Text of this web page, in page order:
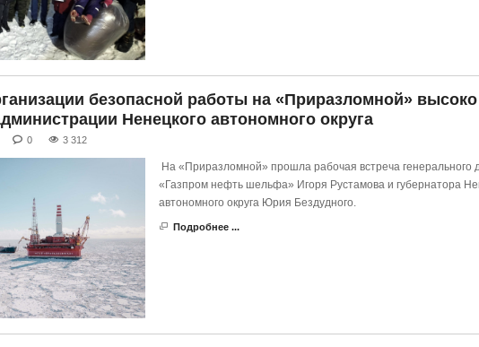
безопасной работы на «Приразломной» высоко
Ненецкого автономного округа
0 3 312
На «Приразломной» прошла рабочая встреча генерального
«Газпром нефть шельфа» Игоря Рустамова и губернатора
автономного округа Юрия Бездудного.
Подробнее ...